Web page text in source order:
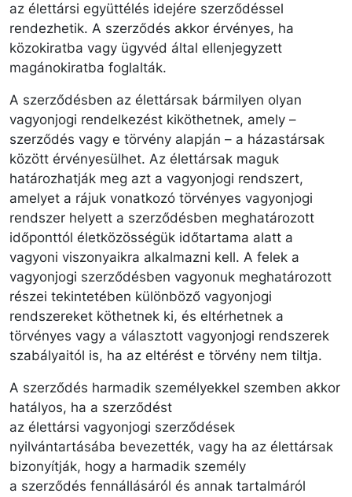
az élettársi együttélés idejére szerződéssel
rendezhetik. A szerződés akkor érvényes, ha
közokiratba vagy ügyvéd által ellenjegyzett
magánokiratba foglalták.
A szerződésben az élettársak bármilyen olyan
vagyonjogi rendelkezést kiköthetnek, amely –
szerződés vagy e törvény alapján – a házastársak
között érvényesülhet. Az élettársak maguk
határozhatják meg azt a vagyonjogi rendszert,
amelyet a rájuk vonatkozó törvényes vagyonjogi
rendszer helyett a szerződésben meghatározott
időponttól életközösségük időtartama alatt a
vagyoni viszonyaikra alkalmazni kell. A felek a
vagyonjogi szerződésben vagyonuk meghatározott
részei tekintetében különböző vagyonjogi
rendszereket köthetnek ki, és eltérhetnek a
törvényes vagy a választott vagyonjogi rendszerek
szabályaitól is, ha az eltérést e törvény nem tiltja.
A szerződés harmadik személyekkel szemben akkor
hatályos, ha a szerződést
az élettársi vagyonjogi szerződések
nyilvántartásába bevezették, vagy ha az élettársak
bizonyítják, hogy a harmadik személy
a szerződés fennállásáról és annak tartalmáról